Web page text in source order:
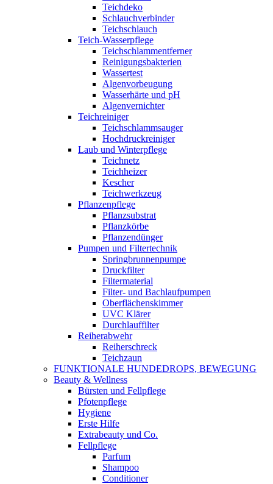
Teichdeko
Schlauchverbinder
Teichschlauch
Teich-Wasserpflege
Teichschlammentferner
Reinigungsbakterien
Wassertest
Algenvorbeugung
Wasserhärte und pH
Algenvernichter
Teichreiniger
Teichschlammsauger
Hochdruckreiniger
Laub und Winterpflege
Teichnetz
Teichheizer
Kescher
Teichwerkzeug
Pflanzenpflege
Pflanzsubstrat
Pflanzkörbe
Pflanzendünger
Pumpen und Filtertechnik
Springbrunnenpumpe
Druckfilter
Filtermaterial
Filter- und Bachlaufpumpen
Oberflächenskimmer
UVC Klärer
Durchlauffilter
Reiherabwehr
Reiherschreck
Teichzaun
FUNKTIONALE HUNDEDROPS, BEWEGUNG
Beauty & Wellness
Bürsten und Fellpflege
Pfotenpflege
Hygiene
Erste Hilfe
Extrabeauty und Co.
Fellpflege
Parfum
Shampoo
Conditioner